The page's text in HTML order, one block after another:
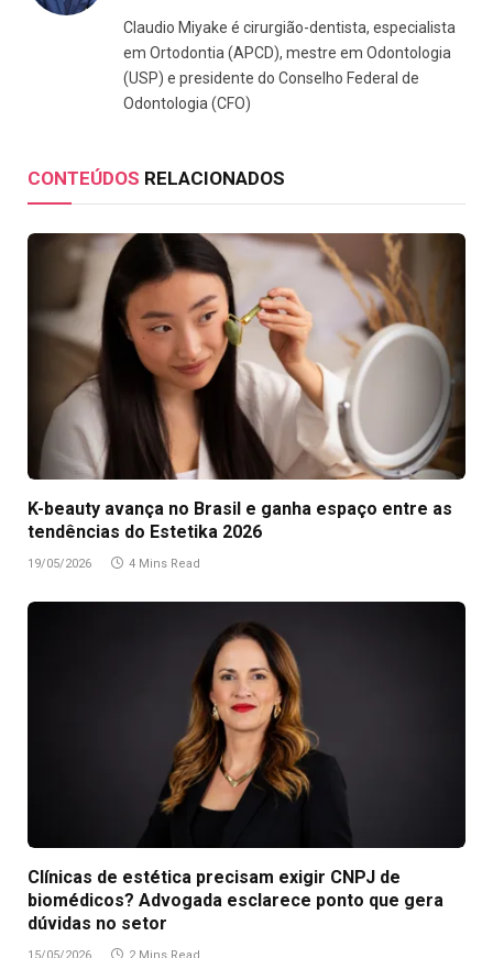
Claudio Miyake é cirurgião-dentista, especialista
em Ortodontia (APCD), mestre em Odontologia
(USP) e presidente do Conselho Federal de
Odontologia (CFO)
CONTEÚDOS RELACIONADOS
K-beauty avança no Brasil e ganha espaço entre as
tendências do Estetika 2026
19/05/2026 4 Mins Read
Clínicas de estética precisam exigir CNPJ de
biomédicos? Advogada esclarece ponto que gera
dúvidas no setor
15/05/2026 2 Mins Read